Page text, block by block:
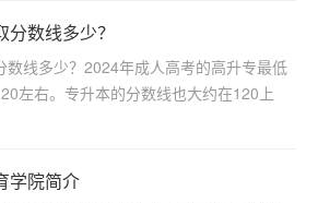
数线多少？
数线多少？2024年成人高考的高升专最低
左右。专升本的分数线也大约在120上
学院简介